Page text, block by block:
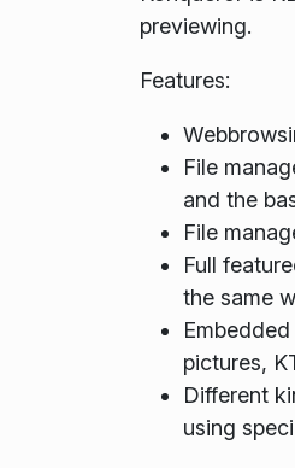
previewing.
Features:
File
and the
File
Full
the same
pictures,
Different
using